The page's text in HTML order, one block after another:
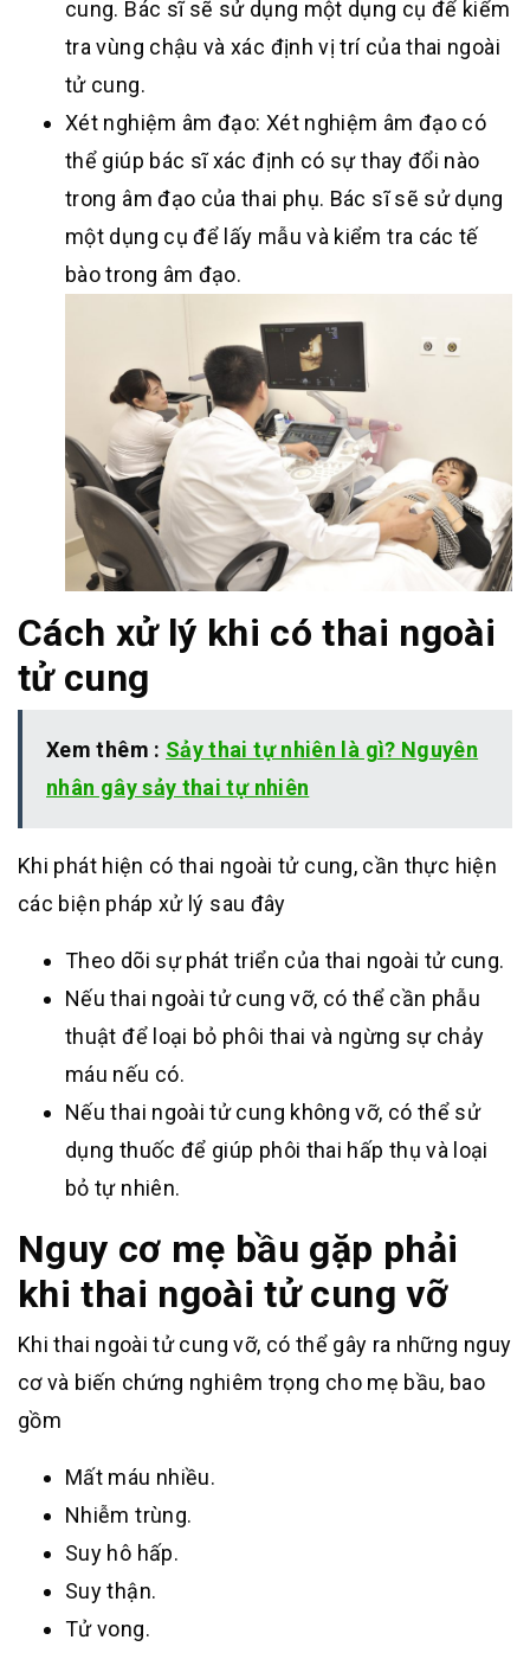
cung. Bác sĩ sẽ sử dụng một dụng cụ để kiểm
tra vùng chậu và xác định vị trí của thai ngoài
tử cung.
Xét nghiệm âm đạo: Xét nghiệm âm đạo có
thể giúp bác sĩ xác định có sự thay đổi nào
trong âm đạo của thai phụ. Bác sĩ sẽ sử dụng
một dụng cụ để lấy mẫu và kiểm tra các tế
bào trong âm đạo.
Cách xử lý khi có thai ngoài
tử cung
Xem thêm : Sảy thai tự nhiên là gì? Nguyên
nhân gây sảy thai tự nhiên
Khi phát hiện có thai ngoài tử cung, cần thực hiện
các biện pháp xử lý sau đây
Theo dõi sự phát triển của thai ngoài tử cung.
Nếu thai ngoài tử cung vỡ, có thể cần phẫu
thuật để loại bỏ phôi thai và ngừng sự chảy
máu nếu có.
Nếu thai ngoài tử cung không vỡ, có thể sử
dụng thuốc để giúp phôi thai hấp thụ và loại
bỏ tự nhiên.
Nguy cơ mẹ bầu gặp phải
khi thai ngoài tử cung vỡ
Khi thai ngoài tử cung vỡ, có thể gây ra những nguy
cơ và biến chứng nghiêm trọng cho mẹ bầu, bao
gồm
Mất máu nhiều.
Nhiễm trùng.
Suy hô hấp.
Suy thận.
Tử vong.